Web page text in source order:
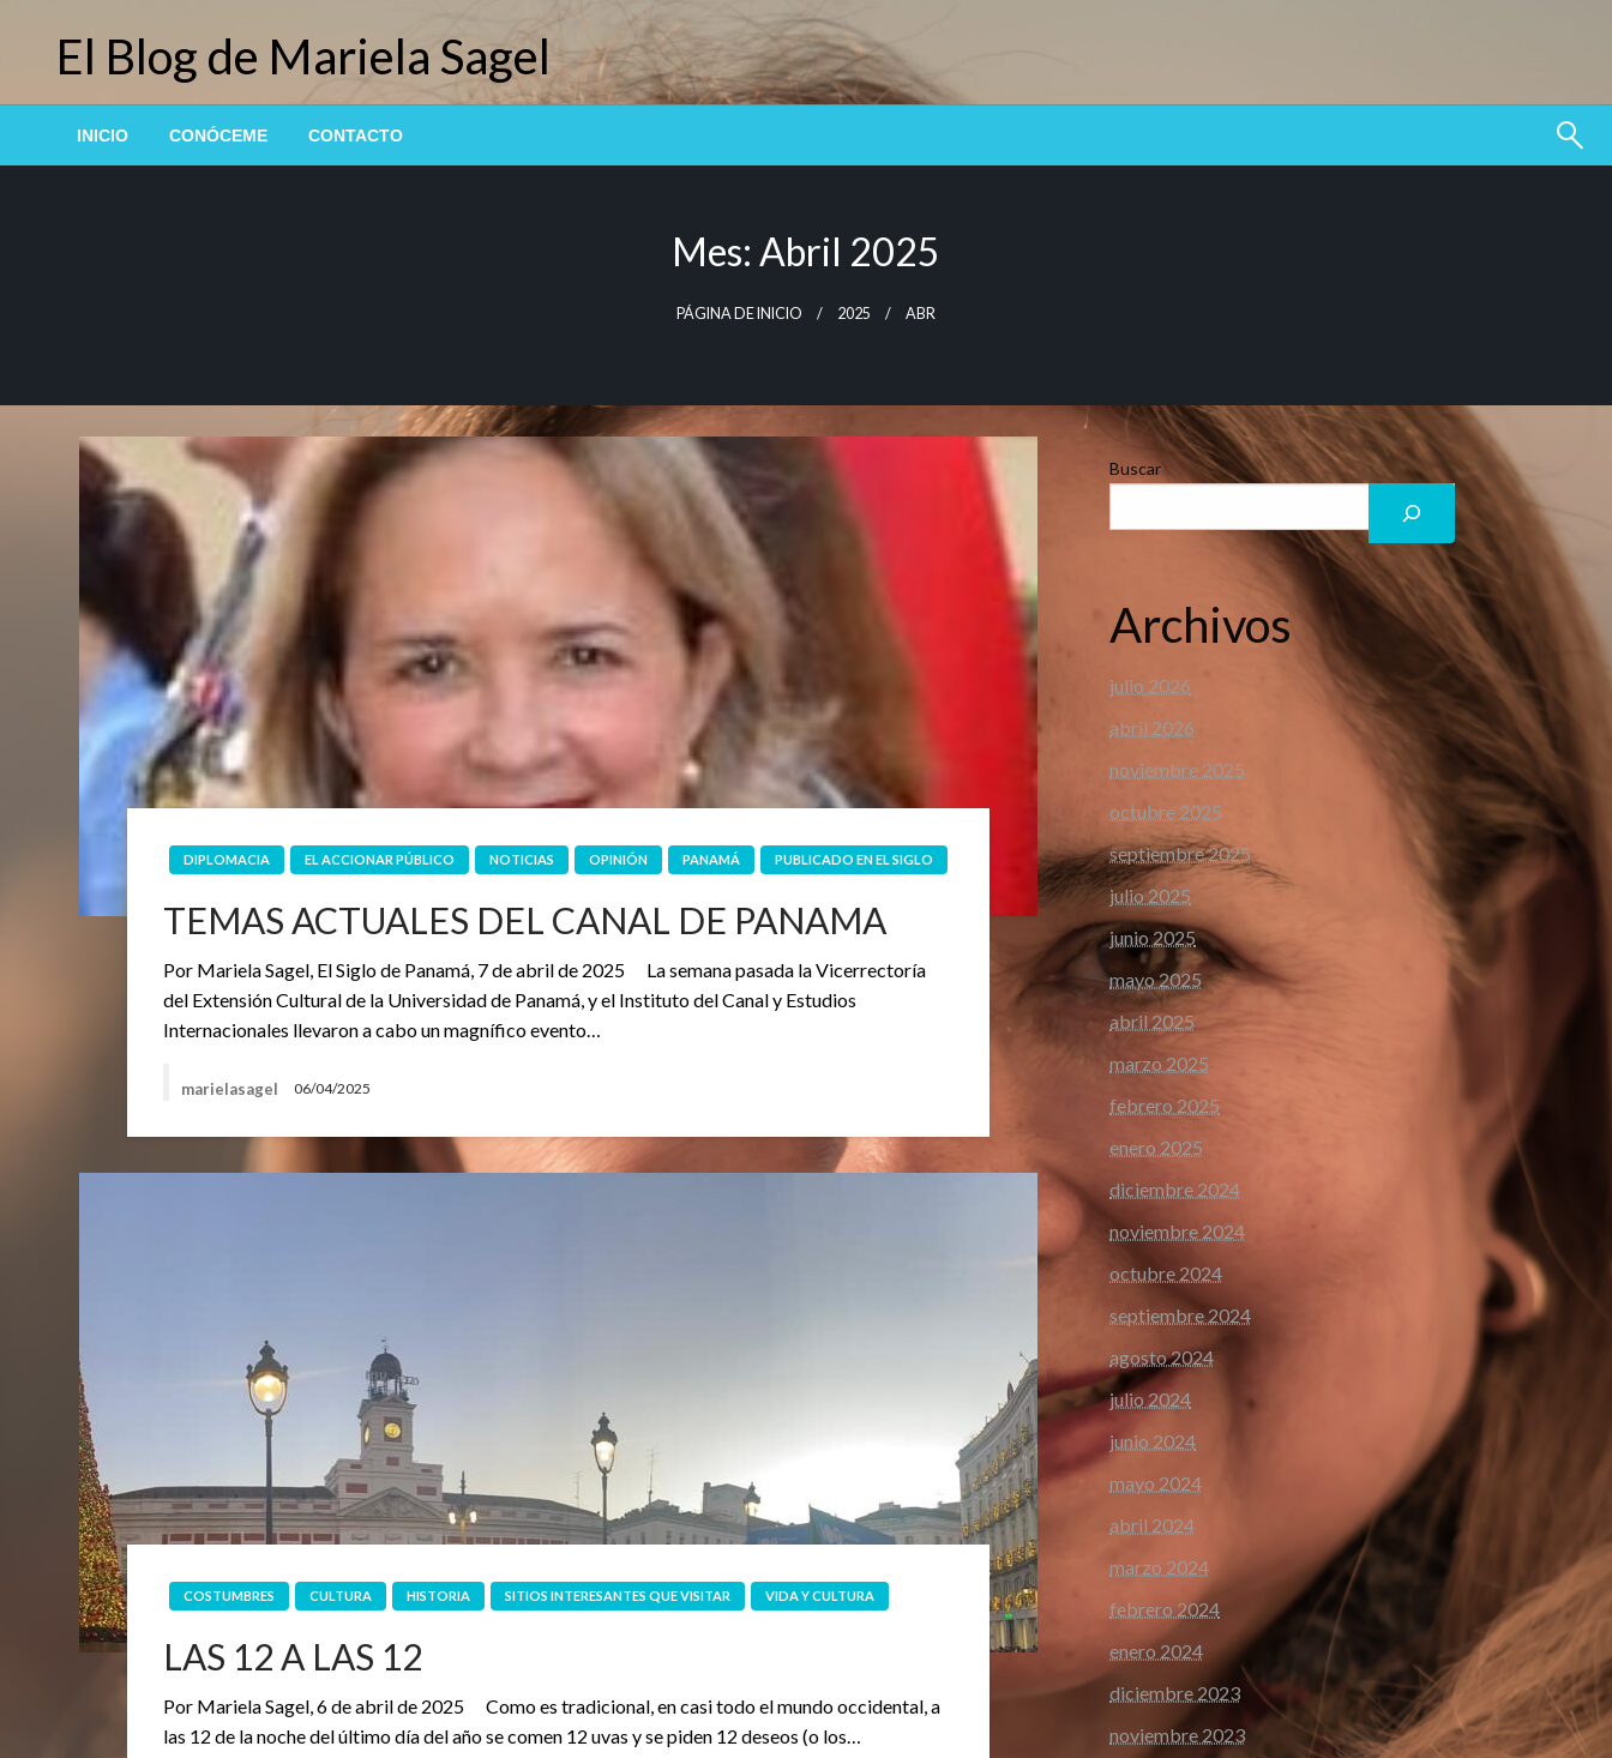
contenidoEl Blog de Mariela Sagel
INICIO CONÓCEME CONTACTO
Mes: Abril 2025
PÁGINA DE INICIO 2025 ABR
DIPLOMACIA EL ACCIONAR PÚBLICO NOTICIAS OPINIÓN PANAMÁ PUBLICADO EN EL SIGLO
TEMAS ACTUALES DEL CANAL DE PANAMA
Por Mariela Sagel, El Siglo de Panamá, 7 de abril de 2025 La semana pasada la Vicerrectoría
del Extensión Cultural de la Universidad de Panamá, y el Instituto del Canal y Estudios
Internacionales llevaron a cabo un magnífico evento…
marielasagel 06/04/2025
COSTUMBRES CULTURA HISTORIA SITIOS INTERESANTES QUE VISITAR VIDA Y CULTURA
LAS 12 A LAS 12
Por Mariela Sagel, 6 de abril de 2025 Como es tradicional, en casi todo el mundo occidental, a
las 12 de la noche del último día del año se comen 12 uvas y se piden 12 deseos (o los…
Buscar
Archivos
julio 2026
abril 2026
noviembre 2025
octubre 2025
septiembre 2025
julio 2025
junio 2025
mayo 2025
abril 2025
marzo 2025
febrero 2025
enero 2025
diciembre 2024
noviembre 2024
octubre 2024
septiembre 2024
agosto 2024
julio 2024
junio 2024
mayo 2024
abril 2024
marzo 2024
febrero 2024
enero 2024
diciembre 2023
noviembre 2023